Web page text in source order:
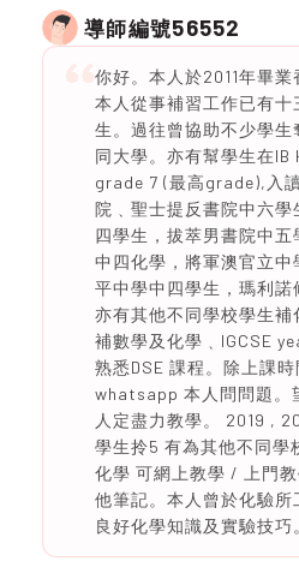
導師編號56552
你好。本人於2011年畢業
本人從事補習工作已有
生。過往曾協助不少學
同大學。亦有幫學生在IB
grade 7 (最高grade),入
院﹑聖士提反書院中六學
四學生，拔萃男書院中
中四化學，將軍澳官立中
平中學中四學生，瑪利諾
亦有其他不同學校學生補
補數學及化學﹑IGCSE
熟悉DSE 課程。除上課
whatsapp 本人問問題。
人定盡力教學。 2019 ,
學生拎5 有為其他不同學
化學 可網上教學 / 上門
他筆記。本人曾於化驗
良好化學知識及實驗技巧。